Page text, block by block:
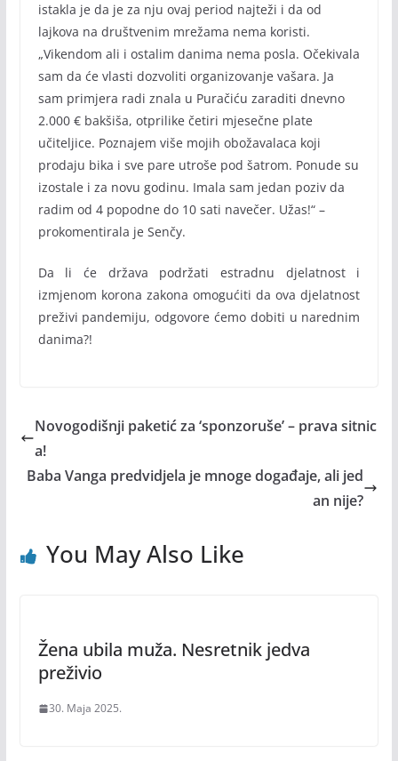
istakla je da je za nju ovaj period najteži i da od
lajkova na društvenim mrežama nema koristi.
„Vikendom ali i ostalim danima nema posla. Očekivala
sam da će vlasti dozvoliti organizovanje vašara. Ja
sam primjera radi znala u Puračiću zaraditi dnevno
2.000 € bakšiša, otprilike četiri mjesečne plate
učiteljice. Poznajem više mojih obožavalaca koji
prodaju bika i sve pare utroše pod šatrom. Ponude su
izostale i za novu godinu. Imala sam jedan poziv da
radim od 4 popodne do 10 sati navečer. Užas!“ –
prokomentirala je Senčy.
Da li će država podržati estradnu djelatnost i
izmjenom korona zakona omogućiti da ova djelatnost
preživi pandemiju, odgovore ćemo dobiti u narednim
danima?!
Novogodišnji paketić za ‘sponzoruše’ – prava sitnic
a!
Baba Vanga predvidjela je mnoge događaje, ali jed
an nije?
You May Also Like
Žena ubila muža. Nesretnik jedva
preživio
30. Maja 2025.